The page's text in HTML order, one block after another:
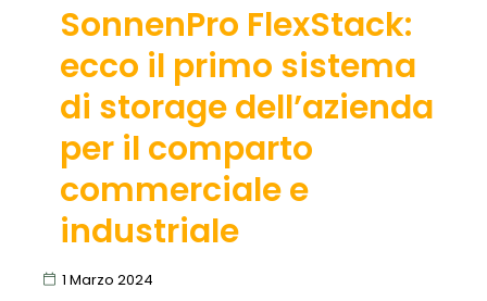
SonnenPro FlexStack:
ecco il primo sistema
di storage dell’azienda
per il comparto
commerciale e
industriale
1 Marzo 2024